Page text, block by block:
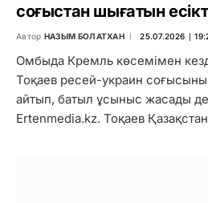
соғыстан шығатын
Автор НАЗЫМ БОЛАТХАН 25.07.2026 ∣
Омбыда Кремль көсемімен
Тоқаев ресей-украин
айтып, батыл ұсыныс жасады
Ertenmedia.kz. Тоқаев